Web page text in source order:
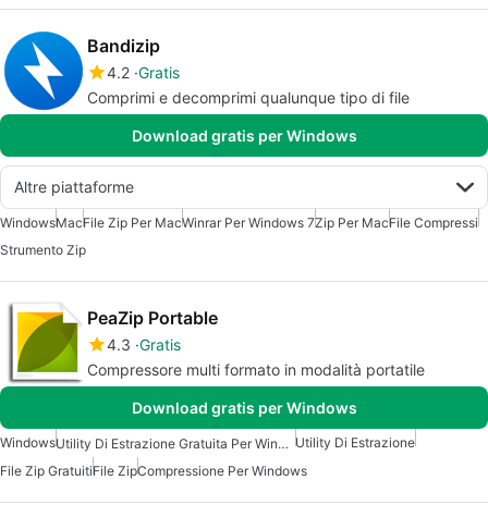
Bandizip
4.2 Gratis
Comprimi e decomprimi qualunque tipo di file
Download gratis per Windows
Altre piattaforme
WindowsMacFile Zip Per MacWinrar Per Windows 7Zip Per MacFile Compressi
Strumento Zip
PeaZip Portable
4.3 Gratis
Compressore multi formato in modalità portatile
Download gratis per Windows
Windows Utility Di Estrazione Gratuita Per Windows Utility Di Estrazione
File Zip GratuitiFile ZipCompressione Per Windows